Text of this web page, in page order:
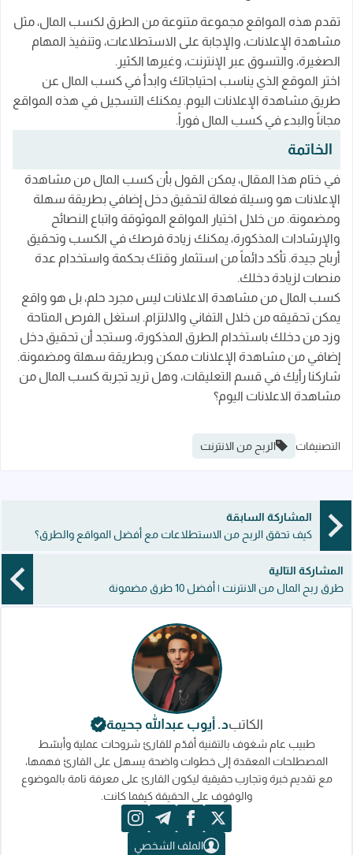
تقدم هذه المواقع مجموعة متنوعة من الطرق لكسب المال، مثل
مشاهدة الإعلانات، والإجابة على الاستطلاعات، وتنفيذ المهام
الصغيرة، والتسوق عبر الإنترنت، وغيرها الكثير.
اختر الموقع الذي يناسب احتياجاتك وابدأ في كسب المال عن
طريق مشاهدة الإعلانات اليوم. يمكنك التسجيل في هذه المواقع
مجاناً والبدء في كسب المال فوراً.
الخاتمة
في ختام هذا المقال، يمكن القول بأن كسب المال من مشاهدة
الإعلانات هو وسيلة فعالة لتحقيق دخل إضافي بطريقة سهلة
ومضمونة. من خلال اختيار المواقع الموثوقة واتباع النصائح
والإرشادات المذكورة، يمكنك زيادة فرصك في الكسب وتحقيق
أرباح جيدة. تأكد دائماً من استثمار وقتك بحكمة واستخدام عدة
منصات لزيادة دخلك.
كسب المال من مشاهدة الاعلانات ليس مجرد حلم، بل هو واقع
يمكن تحقيقه من خلال التفاني والالتزام. استغل الفرص المتاحة
وزد من دخلك باستخدام الطرق المذكورة، وستجد أن تحقيق دخل
إضافي من مشاهدة الإعلانات ممكن وبطريقة سهلة ومضمونة.
شاركنا رأيك في قسم التعليقات، وهل تريد تجربة كسب المال من
مشاهدة الاعلانات اليوم؟
التصنيفات الربح من الانترنت
المشاركة السابقة
كيف تحقق الربح من الاستطلاعات مع أفضل المواقع والطرق؟
المشاركة التالية
طرق ربح المال من الانترنت | أفضل 10 طرق مضمونة
الكاتبد. أيوب عبدالله جحيمة
طبيب عام شغوف بالتقنية أقدّم للقارئ شروحات عملية وأبسّط
المصطلحات المعقدة إلى خطوات واضحة يسهل على القارئ فهمها،
مع تقديم خبرة وتجارب حقيقية ليكون القارئ على معرفة تامة بالموضوع
والوقوف على الحقيقة كيفما كانت.
x
facebook
telegram
instagram
الملف الشخصي